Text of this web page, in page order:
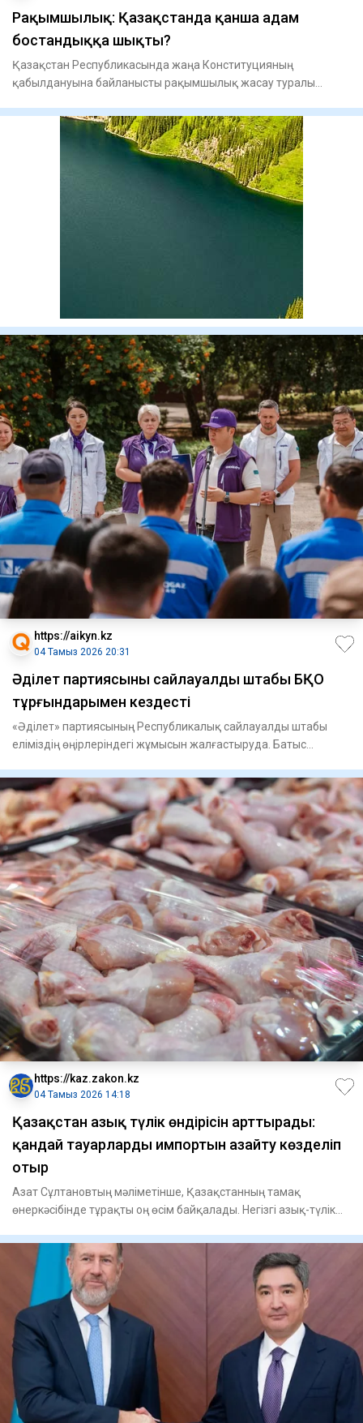
Рақымшылық: Қазақстанда қанша адам
бостандыққа шықты?
Қазақстан Республикасында жаңа Конституцияның
қабылдануына байланысты рақымшылық жасау туралы
https://aikyn.kz
04 Тамыз 2026 20:31
Әділет партиясының сайлауалды штабы БҚО
тұрғындарымен кездесті
«Әділет» партиясының Республикалық сайлауалды штабы
еліміздің өңірлеріндегі жұмысын жалғастыруда. Батыс
https://kaz.zakon.kz
04 Тамыз 2026 14:18
Қазақстан азық түлік өндірісін арттырады:
қандай тауарлардың импортын азайту көзделіп
отыр
Азат Сұлтановтың мәліметінше, Қазақстанның тамақ
өнеркәсібінде тұрақты оң өсім байқалады. Негізгі азық-түлік